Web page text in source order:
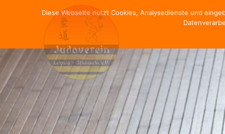
Diese Webseite nutzt Cookies, Analysedienste und